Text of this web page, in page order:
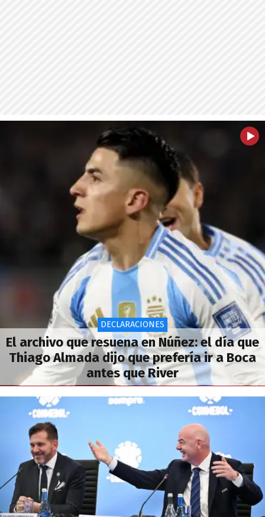
DECLARACIONES
El archivo que resuena en Núñez: el día que
Thiago Almada dijo que prefería ir a Boca
antes que River